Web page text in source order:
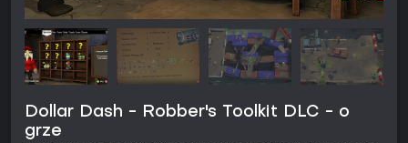
Dollar Dash - Robber's Toolkit DLC - o
grze